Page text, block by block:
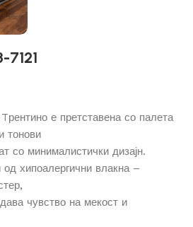
е претставена со палета
тонови
со минималистички дизајн.
хипоалергични влакна –
чувство на мекост и